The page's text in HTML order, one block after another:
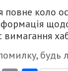
повне коло
будь